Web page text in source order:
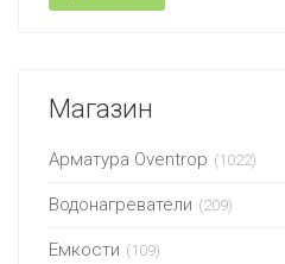
Магазин
Арматура Oventrop (1022)
Водонагреватели (209)
Емкости (109)